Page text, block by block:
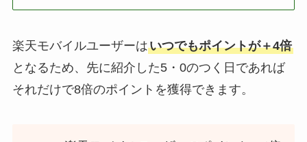
楽天モバイルユーザーはいつでもポイントが＋4倍
となるため、先に紹介した5・0のつく日であれば
それだけで8倍のポイントを獲得できます。